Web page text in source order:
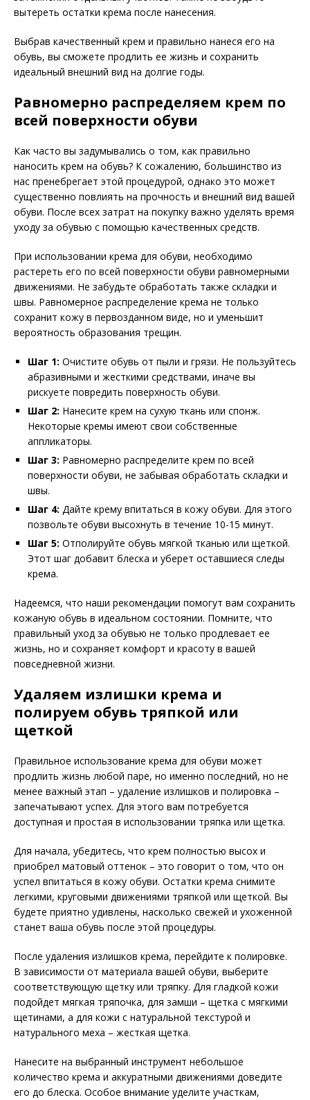
вытереть остатки крема после нанесения.
Выбрав качественный крем и правильно нанеся его на
обувь, вы сможете продлить ее жизнь и сохранить
идеальный внешний вид на долгие годы.
Равномерно распределяем крем по
всей поверхности обуви
Как часто вы задумывались о том, как правильно
наносить крем на обувь? К сожалению, большинство из
нас пренебрегает этой процедурой, однако это может
существенно повлиять на прочность и внешний вид вашей
обуви. После всех затрат на покупку важно уделять время
уходу за обувью с помощью качественных средств.
При использовании крема для обуви, необходимо
растереть его по всей поверхности обуви равномерными
движениями. Не забудьте обработать также складки и
швы. Равномерное распределение крема не только
сохранит кожу в первозданном виде, но и уменьшит
вероятность образования трещин.
Шаг 1: Очистите обувь от пыли и грязи. Не пользуйтесь
абразивными и жесткими средствами, иначе вы
рискуете повредить поверхность обуви.
Шаг 2: Нанесите крем на сухую ткань или спонж.
Некоторые кремы имеют свои собственные
аппликаторы.
Шаг 3: Равномерно распределите крем по всей
поверхности обуви, не забывая обработать складки и
швы.
Шаг 4: Дайте крему впитаться в кожу обуви. Для этого
позвольте обуви высохнуть в течение 10-15 минут.
Шаг 5: Отполируйте обувь мягкой тканью или щеткой.
Этот шаг добавит блеска и уберет оставшиеся следы
крема.
Надеемся, что наши рекомендации помогут вам сохранить
кожаную обувь в идеальном состоянии. Помните, что
правильный уход за обувью не только продлевает ее
жизнь, но и сохраняет комфорт и красоту в вашей
повседневной жизни.
Удаляем излишки крема и
полируем обувь тряпкой или
щеткой
Правильное использование крема для обуви может
продлить жизнь любой паре, но именно последний, но не
менее важный этап – удаление излишков и полировка –
запечатывают успех. Для этого вам потребуется
доступная и простая в использовании тряпка или щетка.
Для начала, убедитесь, что крем полностью высох и
приобрел матовый оттенок – это говорит о том, что он
успел впитаться в кожу обуви. Остатки крема снимите
легкими, круговыми движениями тряпкой или щеткой. Вы
будете приятно удивлены, насколько свежей и ухоженной
станет ваша обувь после этой процедуры.
После удаления излишков крема, перейдите к полировке.
В зависимости от материала вашей обуви, выберите
соответствующую щетку или тряпку. Для гладкой кожи
подойдет мягкая тряпочка, для замши – щетка с мягкими
щетинами, а для кожи с натуральной текстурой и
натурального меха – жесткая щетка.
Нанесите на выбранный инструмент небольшое
количество крема и аккуратными движениями доведите
его до блеска. Особое внимание уделите участкам,